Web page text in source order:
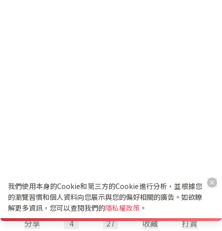
分享 4 27 收藏 打賞
我們使用本身的Cookie和第三方的Cookie進行分析，並根據您
的瀏覽習慣和個人資料向您展示與您的偏好相關的廣告。如欲瞭
解更多資訊，您可以查閱我們的隱私權政策 。